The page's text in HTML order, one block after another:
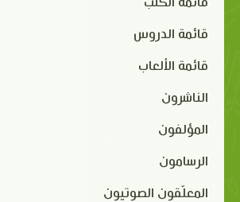
قائمة الدروس
قائمة الألعاب
الناشرون
المؤلفون
الرسامون
المعلّقون الصوتيون